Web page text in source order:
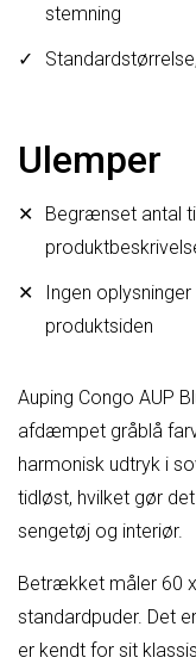
Auping Congo AUP
afdæmpet gråblå
harmonisk udtryk i
tidløst, hvilket gør
sengetøj og interiør.
Betrækket måler 60
standardpuder. Det
er kendt for sit
stemning
Ulemper
Begrænset antal
Ingen
produktsiden